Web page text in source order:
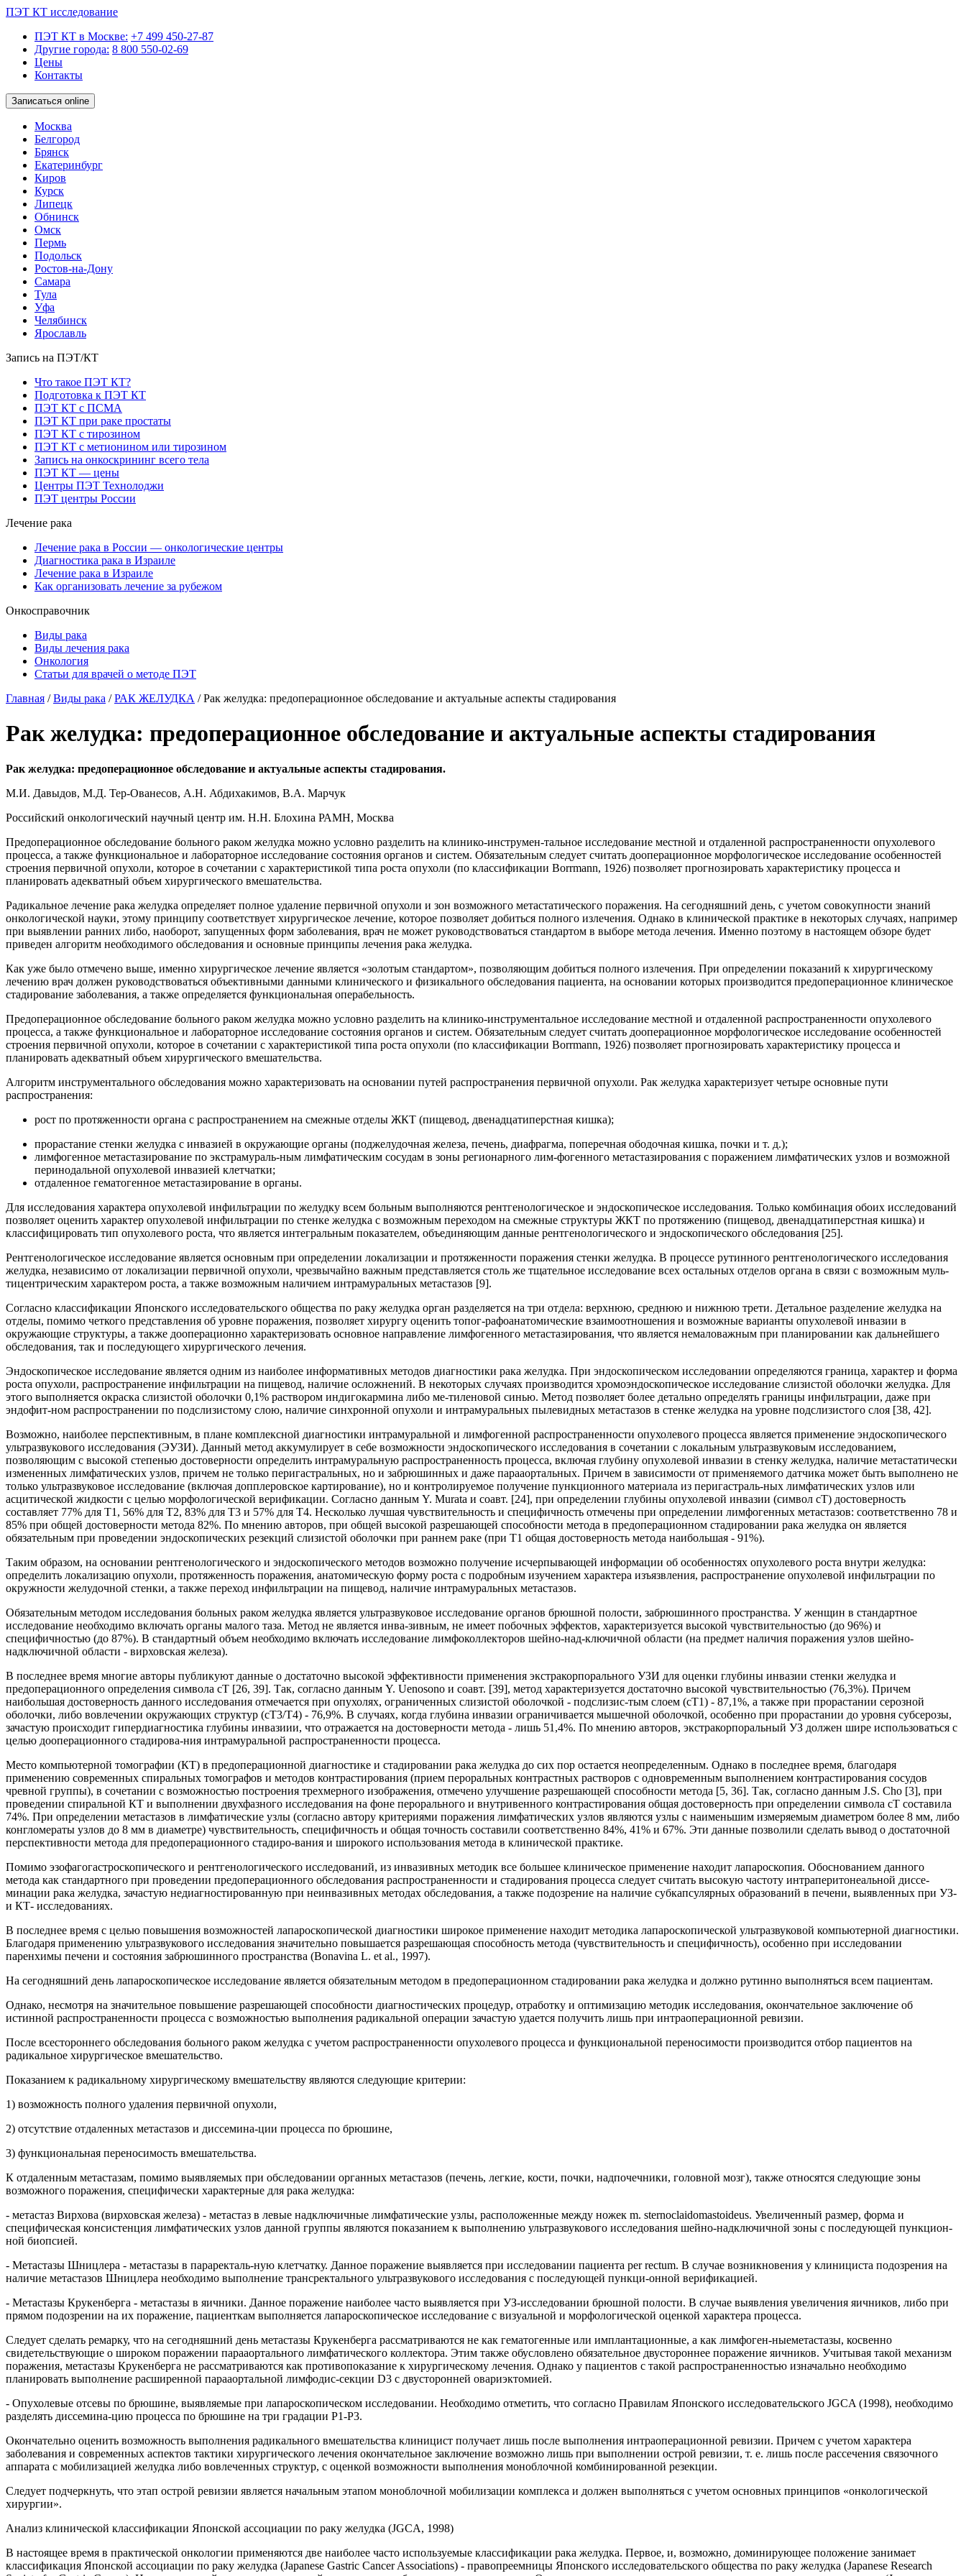
ПЭТ КТ исследование
ПЭТ КТ в Москве: +7 499 450-27-87
Другие города: 8 800 550-02-69
Цены
Контакты
Записаться online
Москва
Белгород
Брянск
Екатеринбург
Киров
Курск
Липецк
Обнинск
Омск
Пермь
Подольск
Ростов-на-Дону
Самара
Тула
Уфа
Челябинск
Ярославль
Запись на ПЭТ/КТ
Что такое ПЭТ КТ?
Подготовка к ПЭТ КТ
ПЭТ КТ с ПСМА
ПЭТ КТ при раке простаты
ПЭТ КТ с тирозином
ПЭТ КТ с метионином или тирозином
Запись на онкоскрининг всего тела
ПЭТ КТ — цены
Центры ПЭТ Технолоджи
ПЭТ центры России
Лечение рака
Лечение рака в России — онкологические центры
Диагностика рака в Израиле
Лечение рака в Израиле
Как организовать лечение за рубежом
Онкосправочник
Виды рака
Виды лечения рака
Онкология
Статьи для врачей о методе ПЭТ
Главная /Виды рака /РАК ЖЕЛУДКА /Рак желудка: предоперационное обследование и актуальные аспекты стадирования
Рак желудка: предоперационное обследование и актуальные аспекты стадирования
Рак желудка: предоперационное обследование и актуальные аспекты стадирования.
М.И. Давыдов, М.Д. Тер-Ованесов, А.Н. Абдихакимов, В.А. Марчук
Российский онкологический научный центр им. Н.Н. Блохина РАМН, Москва
Предоперационное обследование больного раком желудка можно условно разделить на клинико-инструмен-тальное исследование местной и отдаленной распространенности опухолевого
процесса, а также функциональное и лабораторное исследование состояния органов и систем. Обязательным следует считать дооперационное морфологическое исследование особенностей
строения первичной опухоли, которое в сочетании с характеристикой типа роста опухоли (по классификации Borrmann, 1926) позволяет прогнозировать характеристику процесса и
планировать адекватный объем хирургического вмешательства.
Радикальное лечение рака желудка определяет полное удаление первичной опухоли и зон возможного метастатического поражения. На сегодняшний день, с учетом совокупности знаний
онкологической науки, этому принципу соответствует хирургическое лечение, которое позволяет добиться полного излечения. Однако в клинической практике в некоторых случаях, например
при выявлении ранних либо, наоборот, запущенных форм заболевания, врач не может руководствоваться стандартом в выборе метода лечения. Именно поэтому в настоящем обзоре будет
приведен алгоритм необходимого обследования и основные принципы лечения рака желудка.
Как уже было отмечено выше, именно хирургическое лечение является «золотым стандартом», позволяющим добиться полного излечения. При определении показаний к хирургическому
лечению врач должен руководствоваться объективными данными клинического и физикального обследования пациента, на основании которых производится предоперационное клиническое
стадирование заболевания, а также определяется функциональная операбельность.
Предоперационное обследование больного раком желудка можно условно разделить на клинико-инструментальное исследование местной и отдаленной распространенности опухолевого
процесса, а также функциональное и лабораторное исследование состояния органов и систем. Обязательным следует считать дооперационное морфологическое исследование особенностей
строения первичной опухоли, которое в сочетании с характеристикой типа роста опухоли (по классификации Borrmann, 1926) позволяет прогнозировать характеристику процесса и
планировать адекватный объем хирургического вмешательства.
Алгоритм инструментального обследования можно характеризовать на основании путей распространения первичной опухоли. Рак желудка характеризует четыре основные пути
распространения:
рост по протяженности органа с распространением на смежные отделы ЖКТ (пищевод, двенадцатиперстная кишка);
прорастание стенки желудка с инвазией в окружающие органы (поджелудочная железа, печень, диафрагма, поперечная ободочная кишка, почки и т. д.);
лимфогенное метастазирование по экстрамураль-ным лимфатическим сосудам в зоны регионарного лим-фогенного метастазирования с поражением лимфатических узлов и возможной
перинодальной опухолевой инвазией клетчатки;
отдаленное гематогенное метастазирование в органы.
Для исследования характера опухолевой инфильтрации по желудку всем больным выполняются рентгенологическое и эндоскопическое исследования. Только комбинация обоих исследований
позволяет оценить характер опухолевой инфильтрации по стенке желудка с возможным переходом на смежные структуры ЖКТ по протяжению (пищевод, двенадцатиперстная кишка) и
классифицировать тип опухолевого роста, что является интегральным показателем, объединяющим данные рентгенологического и эндоскопического обследования [25].
Рентгенологическое исследование является основным при определении локализации и протяженности поражения стенки желудка. В процессе рутинного рентгенологического исследования
желудка, независимо от локализации первичной опухоли, чрезвычайно важным представляется столь же тщательное исследование всех остальных отделов органа в связи с возможным муль-
тицентрическим характером роста, а также возможным наличием интрамуральных метастазов [9].
Согласно классификации Японского исследовательского общества по раку желудка орган разделяется на три отдела: верхнюю, среднюю и нижнюю трети. Детальное разделение желудка на
отделы, помимо четкого представления об уровне поражения, позволяет хирургу оценить топог-рафоанатомические взаимоотношения и возможные варианты опухолевой инвазии в
окружающие структуры, а также дооперационно характеризовать основное направление лимфогенного метастазирования, что является немаловажным при планировании как дальнейшего
обследования, так и последующего хирургического лечения.
Эндоскопическое исследование является одним из наиболее информативных методов диагностики рака желудка. При эндоскопическом исследовании определяются граница, характер и форма
роста опухоли, распространение инфильтрации на пищевод, наличие осложнений. В некоторых случаях производится хромоэндоскопическое исследование слизистой оболочки желудка. Для
этого выполняется окраска слизистой оболочки 0,1% раствором индигокармина либо ме-тиленовой синью. Метод позволяет более детально определять границы инфильтрации, даже при
эндофит-ном распространении по подслизистому слою, наличие синхронной опухоли и интрамуральных пылевидных метастазов в стенке желудка на уровне подслизистого слоя [38, 42].
Возможно, наиболее перспективным, в плане комплексной диагностики интрамуральной и лимфогенной распространенности опухолевого процесса является применение эндоскопического
ультразвукового исследования (ЭУЗИ). Данный метод аккумулирует в себе возможности эндоскопического исследования в сочетании с локальным ультразвуковым исследованием,
позволяющим с высокой степенью достоверности определить интрамуральную распространенность процесса, включая глубину опухолевой инвазии в стенку желудка, наличие метастатически
измененных лимфатических узлов, причем не только перигастральных, но и забрюшинных и даже парааортальных. Причем в зависимости от применяемого датчика может быть выполнено не
только ультразвуковое исследование (включая допплеровское картирование), но и контролируемое получение пункционного материала из перигастраль-ных лимфатических узлов или
асцитической жидкости с целью морфологической верификации. Согласно данным Y. Murata и соавт. [24], при определении глубины опухолевой инвазии (символ сТ) достоверность
составляет 77% для Т1, 56% для Т2, 83% для Т3 и 57% для Т4. Несколько лучшая чувствительность и специфичность отмечены при определении лимфогенных метастазов: соответственно 78 и
85% при общей достоверности метода 82%. По мнению авторов, при общей высокой разрешающей способности метода в предоперационном стадировании рака желудка он является
обязательным при проведении эндоскопических резекций слизистой оболочки при раннем раке (при Т1 общая достоверность метода наибольшая - 91%).
Таким образом, на основании рентгенологического и эндоскопического методов возможно получение исчерпывающей информации об особенностях опухолевого роста внутри желудка:
определить локализацию опухоли, протяженность поражения, анатомическую форму роста с подробным изучением характера изъязвления, распространение опухолевой инфильтрации по
окружности желудочной стенки, а также переход инфильтрации на пищевод, наличие интрамуральных метастазов.
Обязательным методом исследования больных раком желудка является ультразвуковое исследование органов брюшной полости, забрюшинного пространства. У женщин в стандартное
исследование необходимо включать органы малого таза. Метод не является инва-зивным, не имеет побочных эффектов, характеризуется высокой чувствительностью (до 96%) и
специфичностью (до 87%). В стандартный объем необходимо включать исследование лимфоколлекторов шейно-над-ключичной области (на предмет наличия поражения узлов шейно-
надключичной области - вирховская железа).
В последнее время многие авторы публикуют данные о достаточно высокой эффективности применения экстракорпорального УЗИ для оценки глубины инвазии стенки желудка и
предоперационного определения символа cT [26, 39]. Так, согласно данным Y. Uenosono и соавт. [39], метод характеризуется достаточно высокой чувствительностью (76,3%). Причем
наибольшая достоверность данного исследования отмечается при опухолях, ограниченных слизистой оболочкой - подслизис-тым слоем (сТ1) - 87,1%, а также при прорастании серозной
оболочки, либо вовлечении окружающих структур (сТ3/Т4) - 76,9%. В случаях, когда глубина инвазии ограничивается мышечной оболочкой, особенно при прорастании до уровня субсерозы,
зачастую происходит гипердиагностика глубины инвазиии, что отражается на достоверности метода - лишь 51,4%. По мнению авторов, экстракорпоральный УЗ должен шире использоваться с
целью дооперационного стадирова-ния интрамуральной распространенности процесса.
Место компьютерной томографии (КТ) в предоперационной диагностике и стадировании рака желудка до сих пор остается неопределенным. Однако в последнее время, благодаря
применению современных спиральных томографов и методов контрастирования (прием пероральных контрастных растворов с одновременным выполнением контрастирования сосудов
чревной группы), в сочетании с возможностью построения трехмерного изображения, отмечено улучшение разрешающей способности метода [5, 36]. Так, согласно данным J.S. Cho [3], при
проведении спиральной КТ и выполнении двухфазного исследования на фоне перорального и внутривенного контрастирования общая достоверность при определении символа сТ составила
74%. При определении метастазов в лимфатические узлы (согласно автору критериями поражения лимфатических узлов являются узлы с наименьшим измеряемым диаметром более 8 мм, либо
конгломераты узлов до 8 мм в диаметре) чувствительность, специфичность и общая точность составили соответственно 84%, 41% и 67%. Эти данные позволили сделать вывод о достаточной
перспективности метода для предоперационного стадиро-вания и широкого использования метода в клинической практике.
Помимо эзофагогастроскопического и рентгенологического исследований, из инвазивных методик все большее клиническое применение находит лапароскопия. Обоснованием данного
метода как стандартного при проведении предоперационного обследования распространенности и стадирования процесса следует считать высокую частоту интраперитонеальной диссе-
минации рака желудка, зачастую недиагностированную при неинвазивных методах обследования, а также подозрение на наличие субкапсулярных образований в печени, выявленных при УЗ-
и КТ- исследованиях.
В последнее время с целью повышения возможностей лапароскопической диагностики широкое применение находит методика лапароскопической ультразвуковой компьютерной диагностики.
Благодаря применению ультразвукового исследования значительно повышается разрешающая способность метода (чувствительность и специфичность), особенно при исследовании
паренхимы печени и состояния забрюшинного пространства (Bonavina L. et al., 1997).
На сегодняшний день лапароскопическое исследование является обязательным методом в предоперационном стадировании рака желудка и должно рутинно выполняться всем пациентам.
Однако, несмотря на значительное повышение разрешающей способности диагностических процедур, отработку и оптимизацию методик исследования, окончательное заключение об
истинной распространенности процесса с возможностью выполнения радикальной операции зачастую удается получить лишь при интраоперационной ревизии.
После всестороннего обследования больного раком желудка с учетом распространенности опухолевого процесса и функциональной переносимости производится отбор пациентов на
радикальное хирургическое вмешательство.
Показанием к радикальному хирургическому вмешательству являются следующие критерии:
1) возможность полного удаления первичной опухоли,
2) отсутствие отдаленных метастазов и диссемина-ции процесса по брюшине,
3) функциональная переносимость вмешательства.
К отдаленным метастазам, помимо выявляемых при обследовании органных метастазов (печень, легкие, кости, почки, надпочечники, головной мозг), также относятся следующие зоны
возможного поражения, специфически характерные для рака желудка:
- метастаз Вирхова (вирховская железа) - метастаз в левые надключичные лимфатические узлы, расположенные между ножек m. sternoclaidomastoideus. Увеличенный размер, форма и
специфическая консистенция лимфатических узлов данной группы являются показанием к выполнению ультразвукового исследования шейно-надключичной зоны с последующей пункцион-
ной биопсией.
- Метастазы Шницлера - метастазы в параректаль-ную клетчатку. Данное поражение выявляется при исследовании пациента per rectum. В случае возникновения у клинициста подозрения на
наличие метастазов Шницлера необходимо выполнение трансректального ультразвукового исследования с последующей пункци-онной верификацией.
- Метастазы Крукенберга - метастазы в яичники. Данное поражение наиболее часто выявляется при УЗ-исследовании брюшной полости. В случае выявления увеличения яичников, либо при
прямом подозрении на их поражение, пациенткам выполняется лапароскопическое исследование с визуальной и морфологической оценкой характера процесса.
Следует сделать ремарку, что на сегодняшний день метастазы Крукенберга рассматриваются не как гематогенные или имплантационные, а как лимфоген-ныеметастазы, косвенно
свидетельствующие о широком поражении парааортального лимфатического коллектора. Этим также обусловлено обязательное двустороннее поражение яичников. Учитывая такой механизм
поражения, метастазы Крукенберга не рассматриваются как противопоказание к хирургическому лечения. Однако у пациентов с такой распространенностью изначально необходимо
планировать выполнение расширенной парааортальной лимфодис-секции D3 с двусторонней овариэктомией.
- Опухолевые отсевы по брюшине, выявляемые при лапароскопическом исследовании. Необходимо отметить, что согласно Правилам Японского исследовательского JGCA (1998), необходимо
разделять диссемина-цию процесса по брюшине на три градации P1-P3.
Окончательно оценить возможность выполнения радикального вмешательства клиницист получает лишь после выполнения интраоперационной ревизии. Причем с учетом характера
заболевания и современных аспектов тактики хирургического лечения окончательное заключение возможно лишь при выполнении острой ревизии, т. е. лишь после рассечения связочного
аппарата с мобилизацией желудка либо вовлеченных структур, с оценкой возможности выполнения моноблочной комбинированной резекции.
Следует подчеркнуть, что этап острой ревизии является начальным этапом моноблочной мобилизации комплекса и должен выполняться с учетом основных принципов «онкологической
хирургии».
Анализ клинической классификации Японской ассоциации по раку желудка (JGCA, 1998)
В настоящее время в практической онкологии применяются две наиболее часто используемые классификации рака желудка. Первое, и, возможно, доминирующее положение занимает
классификация Японской ассоциации по раку желудка (Japanese Gastric Cancer Associations) - правопреемницы Японского исследовательского общества по раку желудка (Japanese Research